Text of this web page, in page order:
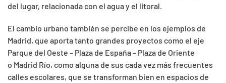
del lugar, relacionada con el agua y el litoral.
El cambio urbano también se percibe en los ejemplos de
Madrid, que aporta tanto grandes proyectos como el eje
Parque del Oeste – Plaza de España – Plaza de Oriente
o Madrid Río, como alguna de sus cada vez más frecuentes
calles escolares, que se transforman bien en espacios de